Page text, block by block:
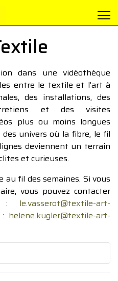
dans une vidéothèque
entre le textile et l’art à
des installations, des
et des visites
plus ou moins longues
univers où la fibre, le fil
deviennent un terrain
et curieuses.
fil des semaines. Si vous
vous pouvez contacter
: le.vasserot@textile-art-
helene.kugler@textile-art-